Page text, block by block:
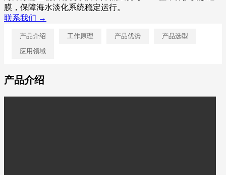
膜，保障海水淡化系统稳定运行。
联系我们 →
产品介绍 工作原理 产品优势
产品选型
应用领域
产品介绍